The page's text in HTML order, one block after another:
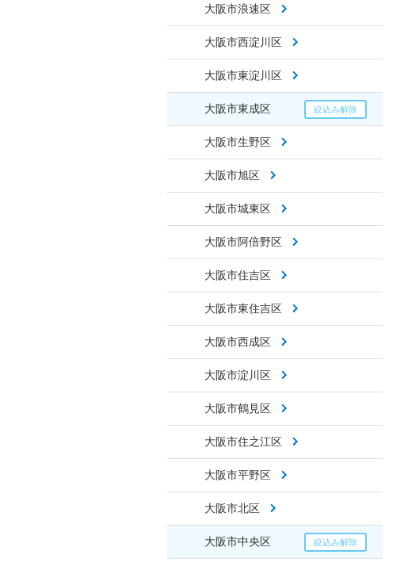
大阪市浪速区
大阪市西淀川区
大阪市東淀川区
大阪市東成区
大阪市生野区
大阪市旭区
大阪市城東区
大阪市阿倍野区
大阪市住吉区
大阪市東住吉区
大阪市西成区
大阪市淀川区
大阪市鶴見区
大阪市住之江区
大阪市平野区
大阪市北区
大阪市中央区